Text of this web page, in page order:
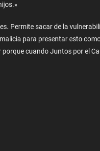
Permite sacar de la
para presentar esto
cuando Juntos por el